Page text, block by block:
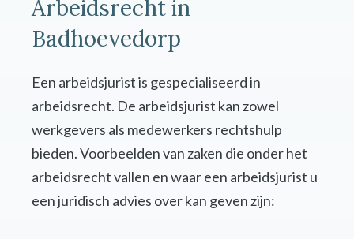
Arbeidsrecht in
Badhoevedorp
Een arbeidsjurist is gespecialiseerd in
arbeidsrecht. De arbeidsjurist kan zowel
werkgevers als medewerkers rechtshulp
bieden. Voorbeelden van zaken die onder het
arbeidsrecht vallen en waar een arbeidsjurist u
een juridisch advies over kan geven zijn: